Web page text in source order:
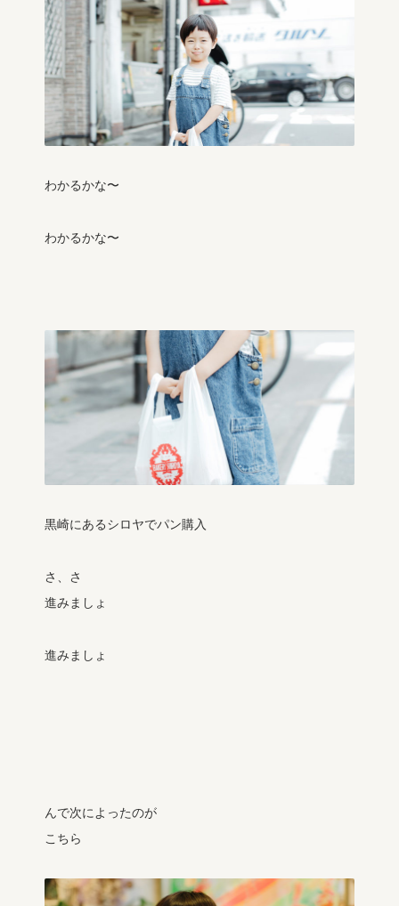
わかるかな〜
わかるかな〜
黒崎にあるシロヤでパン購入
さ、さ
進みましょ
進みましょ
んで次によったのが
こちら